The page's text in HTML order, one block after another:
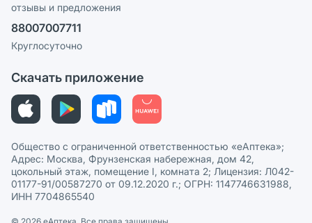
Ваши товары на ЕАПТЕКЕ
Политика конфиденциальности
Пользовательское соглашение
Политика рекомендаций
Этика и соответствие
Политика в отношении обработки персональных данных
отзывы и предложения
88007007711
Круглосуточно
Скачать приложение
Общество с ограниченной ответственностью «еАптека»;
Адрес: Москва, Фрунзенская набережная, дом 42,
цокольный этаж, помещение I, комната 2; Лицензия: Л042-
01177-91/00587270 от 09.12.2020 г.; ОГРН: 1147746631988,
ИНН 7704865540